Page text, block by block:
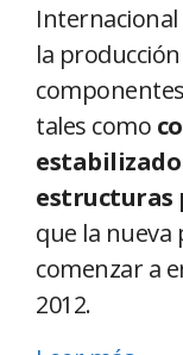
Internacional
la
tales como
estructuras
que la nueva
comenzar a
2012.